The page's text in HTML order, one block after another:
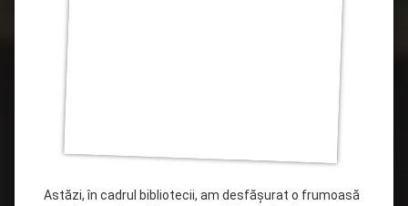
Astăzi, în cadrul bibliotecii, am desfășurat o frumoasă